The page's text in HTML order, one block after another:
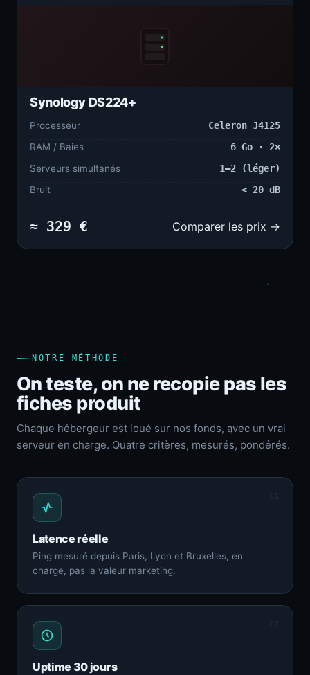
Synology DS224+
Processeur
Celeron J4125
RAM / Baies
6 Go · 2×
Serveurs simultanés
1–2 (léger)
Bruit
< 20 dB
≈ 329 € Comparer les prix →
NOTRE MÉTHODE
On teste, on ne recopie pas les
fiches produit
Chaque hébergeur est loué sur nos fonds, avec un vrai
serveur en charge. Quatre critères, mesurés, pondérés.
01
Latence réelle
Ping mesuré depuis Paris, Lyon et Bruxelles, en
charge, pas la valeur marketing.
02
Uptime 30 jours